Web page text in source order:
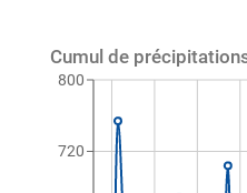
Cumul de
720
800